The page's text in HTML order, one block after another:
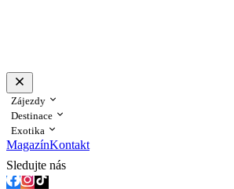
Zájezdy
Destinace
Exotika
MagazínKontakt
Sledujte nás